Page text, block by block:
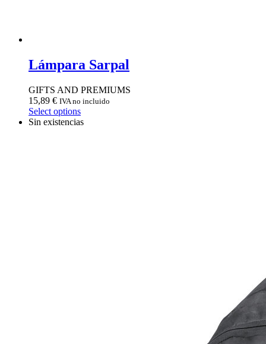
Lámpara Sarpal
GIFTS AND PREMIUMS
15,89 € IVA no incluido
Select options
Sin existencias